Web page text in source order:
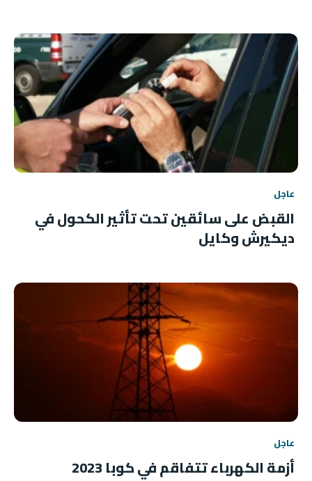
عاجل
القبض على سائقين تحت تأثير الكحول في
ديكيرش وكايل
عاجل
أزمة الكهرباء تتفاقم في كوبا 2023